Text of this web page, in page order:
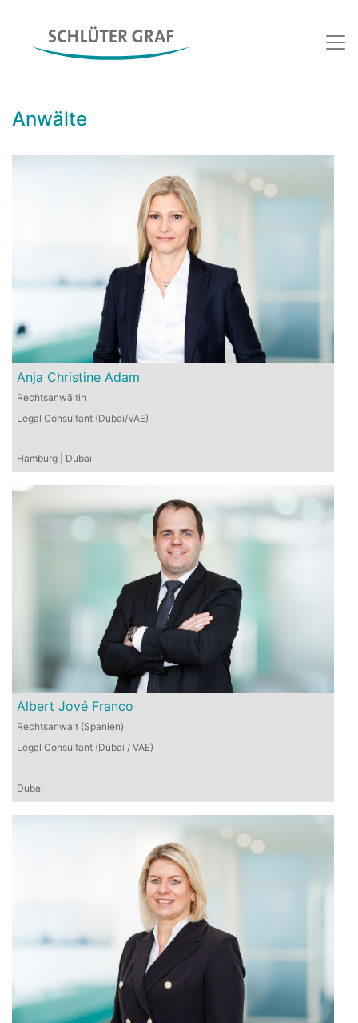
Anwälte
Anja Christine Adam
Rechtsanwältin
Legal Consultant (Dubai/VAE)
Hamburg | Dubai
Albert Jové Franco
Rechtsanwalt (Spanien)
Legal Consultant (Dubai / VAE)
Dubai